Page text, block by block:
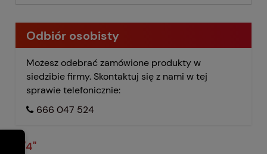
Odbiór osobisty
Możesz odebrać zamówione produkty w
siedzibie firmy. Skontaktuj się z nami w tej
sprawie telefonicznie:
666 047 524
3/4"